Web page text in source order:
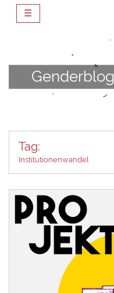
☰
Genderblog
Tag:
Institutionenwandel